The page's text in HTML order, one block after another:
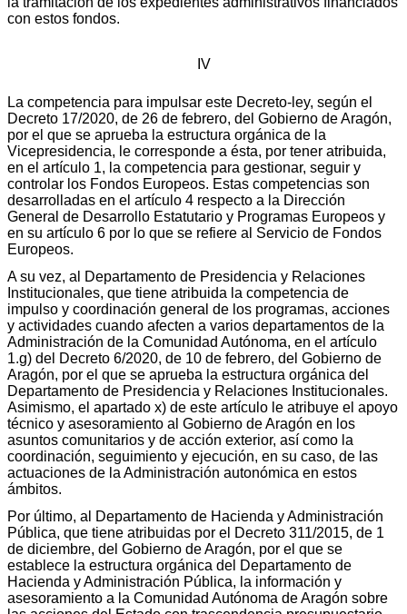
con estos fondos.
IV
La competencia para impulsar este Decreto-ley, según el
Decreto 17/2020, de 26 de febrero, del Gobierno de Aragón,
por el que se aprueba la estructura orgánica de la
Vicepresidencia, le corresponde a ésta, por tener atribuida,
en el artículo 1, la competencia para gestionar, seguir y
controlar los Fondos Europeos. Estas competencias son
desarrolladas en el artículo 4 respecto a la Dirección
General de Desarrollo Estatutario y Programas Europeos y
en su artículo 6 por lo que se refiere al Servicio de Fondos
Europeos.
A su vez, al Departamento de Presidencia y Relaciones
Institucionales, que tiene atribuida la competencia de
impulso y coordinación general de los programas, acciones
y actividades cuando afecten a varios departamentos de la
Administración de la Comunidad Autónoma, en el artículo
1.g) del Decreto 6/2020, de 10 de febrero, del Gobierno de
Aragón, por el que se aprueba la estructura orgánica del
Departamento de Presidencia y Relaciones Institucionales.
Asimismo, el apartado x) de este artículo le atribuye el apoyo
técnico y asesoramiento al Gobierno de Aragón en los
asuntos comunitarios y de acción exterior, así como la
coordinación, seguimiento y ejecución, en su caso, de las
actuaciones de la Administración autonómica en estos
ámbitos.
Por último, al Departamento de Hacienda y Administración
Pública, que tiene atribuidas por el Decreto 311/2015, de 1
de diciembre, del Gobierno de Aragón, por el que se
establece la estructura orgánica del Departamento de
Hacienda y Administración Pública, la información y
asesoramiento a la Comunidad Autónoma de Aragón sobre